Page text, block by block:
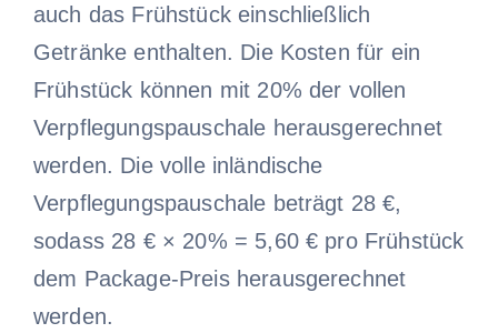
auch das Frühstück einschließlich
Getränke enthalten. Die Kosten für ein
Frühstück können mit 20% der vollen
Verpflegungspauschale herausgerechnet
werden. Die volle inländische
Verpflegungspauschale beträgt 28 €,
sodass 28 € × 20% = 5,60 € pro Frühstück
dem Package-Preis herausgerechnet
werden.